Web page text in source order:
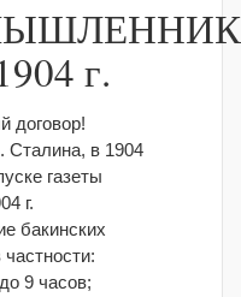
г.
договор!
Сталина, в 1904
газеты
г.
бакинских
9 часов;